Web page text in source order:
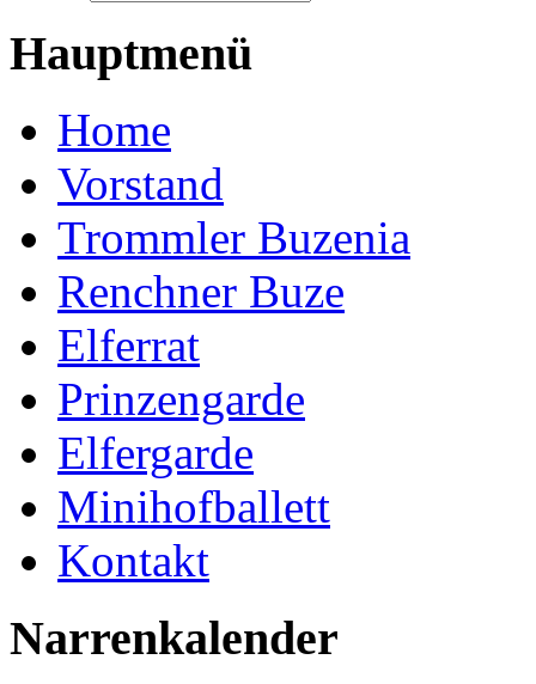
Hauptmenü
Home
Vorstand
Trommler Buzenia
Renchner Buze
Elferrat
Prinzengarde
Elfergarde
Minihofballett
Kontakt
Narrenkalender